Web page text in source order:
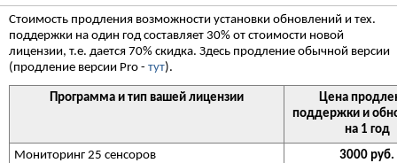
Стоимость продления возможности установки обновлений и тех.
поддержки на один год составляет 30% от стоимости новой
лицензии, т.е. дается 70% скидка. Здесь продление обычной версии
(продление версии Pro - тут).
Программа и тип вашей лицензии
Цена
поддержки и
на 1 год
Мониторинг 25 сенсоров
3000 руб.